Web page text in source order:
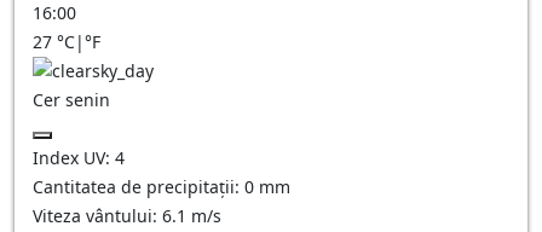
16:00
27 °C|°F
Cer senin
Index UV: 4
Cantitatea de precipitații: 0 mm
Viteza vântului: 6.1 m/s